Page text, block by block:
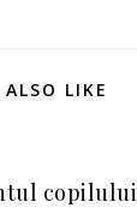
LIKE
copilului